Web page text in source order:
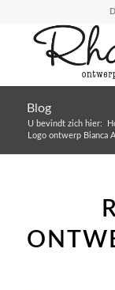
Blog
U bevindt zich hier:
Logo ontwerp Bianca